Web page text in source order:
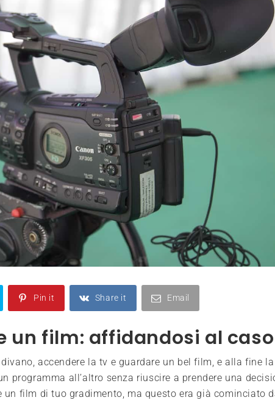
Pin it Share it Email
un film: affidandosi al caso
accendere la tv e guardare un bel film, e alla fine la
programma all’altro senza riuscire a prendere una
film di tuo gradimento, ma questo era già cominciato